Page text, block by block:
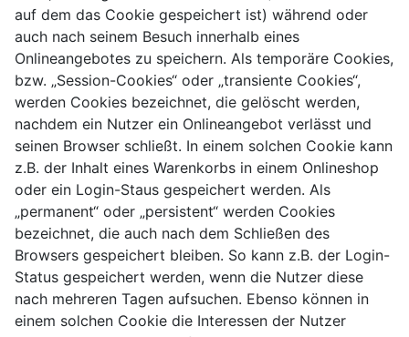
auf dem das Cookie gespeichert ist) während oder
auch nach seinem Besuch innerhalb eines
Onlineangebotes zu speichern. Als temporäre Cookies,
bzw. „Session-Cookies“ oder „transiente Cookies“,
werden Cookies bezeichnet, die gelöscht werden,
nachdem ein Nutzer ein Onlineangebot verlässt und
seinen Browser schließt. In einem solchen Cookie kann
z.B. der Inhalt eines Warenkorbs in einem Onlineshop
oder ein Login-Staus gespeichert werden. Als
„permanent“ oder „persistent“ werden Cookies
bezeichnet, die auch nach dem Schließen des
Browsers gespeichert bleiben. So kann z.B. der Login-
Status gespeichert werden, wenn die Nutzer diese
nach mehreren Tagen aufsuchen. Ebenso können in
einem solchen Cookie die Interessen der Nutzer